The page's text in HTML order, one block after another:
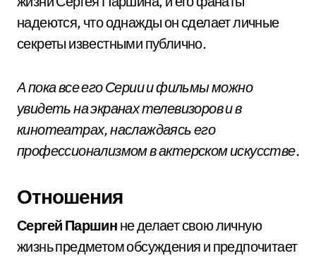
надеются, что однажды он сделает личные
секреты известными публично.
А пока все его Серии и фильмы можно
увидеть на экранах телевизоров и в
кинотеатрах, наслаждаясь его
профессионализмом в актерском искусстве.
Отношения
Сергей Паршин не делает свою личную
жизнь предметом обсуждения и предпочитает